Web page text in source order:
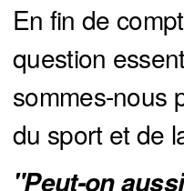
En fin de
question
sommes-nous
du sport et de
"Peut-on